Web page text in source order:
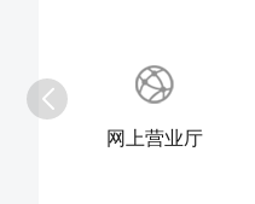
网上营业厅